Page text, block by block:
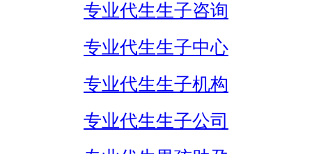
专业代生生子咨询
专业代生生子中心
专业代生生子机构
专业代生生子公司